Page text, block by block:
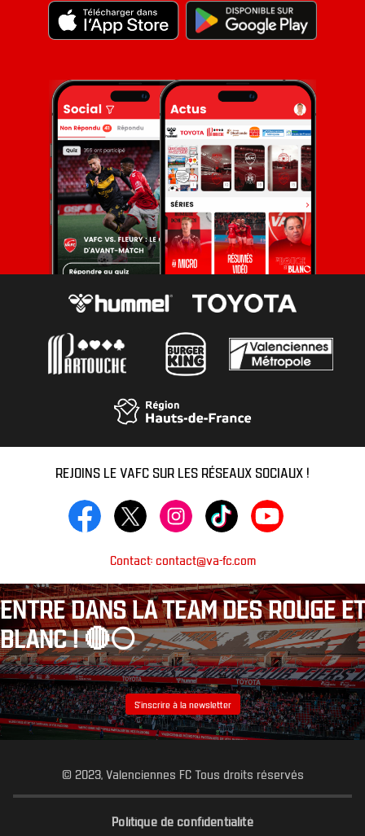
REJOINS LE VAFC SUR LES RÉSEAUX SOCIAUX !
Contact: contact@va-fc.com
ENTRE DANS LA TEAM DES ROUGE ET
BLANC ! 🔴⚪️
S’inscrire à la newsletter
© 2023, Valenciennes FC Tous droits réservés
Politique de confidentialité